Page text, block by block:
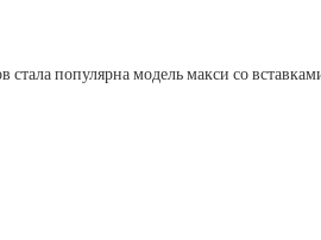
популярна модель макси со